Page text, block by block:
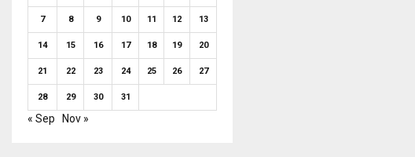
7 8 9 10 11 12 13
14 15 16 17 18 19 20
21 22 23 24 25 26 27
28 29 30 31
« Sep Nov »